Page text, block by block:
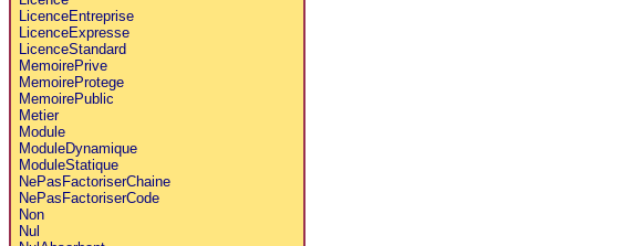
LicenceEntreprise
LicenceExpresse
LicenceStandard
MemoirePrive
MemoireProtege
MemoirePublic
Metier
Module
ModuleDynamique
ModuleStatique
NePasFactoriserChaine
NePasFactoriserCode
Non
Nul